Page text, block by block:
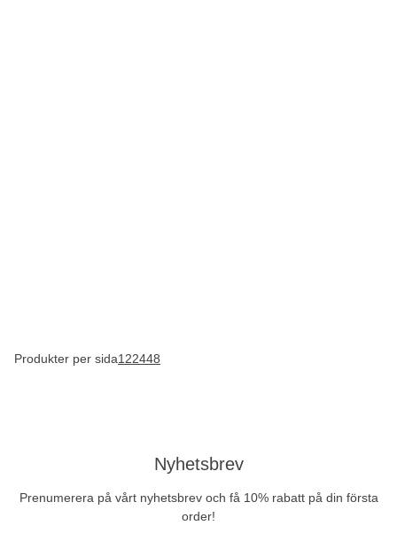
Produkter per sida122448
Nyhetsbrev
Prenumerera på vårt nyhetsbrev och få 10% rabatt på din första
order!